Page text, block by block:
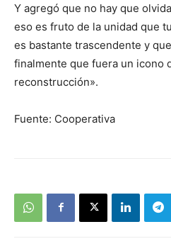
Y agregó que no hay que
eso es fruto de la unidad que
es bastante trascendente y
finalmente que fuera un icono
reconstrucción».
Fuente: Cooperativa